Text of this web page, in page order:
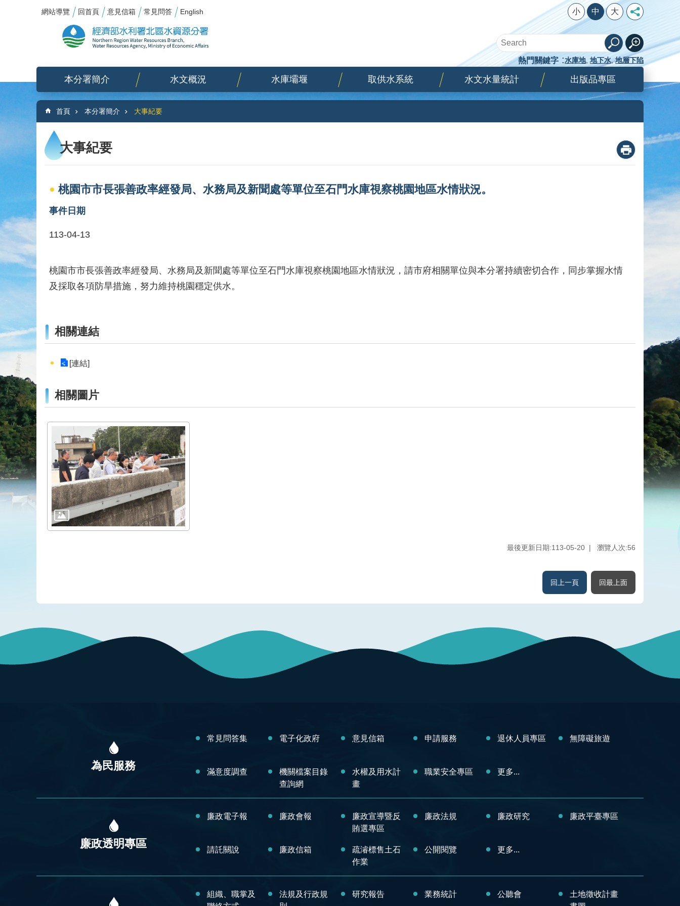
跳到主要內容區塊
網站導覽 回首頁 意見信箱 常見問答 English 小 中 大
熱門關鍵字 水庫地 地下水 地層下陷
本分署簡介 水文概況 水庫壩堰 取供水系統 水文水量統計 出版品專區
:::
首頁 本分署簡介 大事紀要
大事紀要
桃園市市長張善政率經發局、水務局及新聞處等單位至石門水庫視察桃園地區水情狀況。
事件日期
113-04-13
桃園市市長張善政率經發局、水務局及新聞處等單位至石門水庫視察桃園地區水情狀況，請市府相關單位與本分署持續密切合作，同步掌握水情
及採取各項防旱措施，努力維持桃園穩定供水。
相關連結
[連結]
相關圖片
最後更新日期:113-05-20 瀏覽人次:56
回上一頁 回最上面
為民服務
常見問答集 電子化政府 意見信箱 申請服務 退休人員專區 無障礙旅遊
滿意度調查
機關檔案目錄
查詢網
水權及用水計
畫
職業安全專區 更多...
廉政透明專區
廉政電子報 廉政會報
廉政宣導暨反
賄選專區
廉政法規 廉政研究 廉政平臺專區
請託關說 廉政信箱
疏濬標售土石
作業
公開閱覽 更多...
組織、職掌及
法規及行政規
研究報告 業務統計 公聽會
土地徵收計畫